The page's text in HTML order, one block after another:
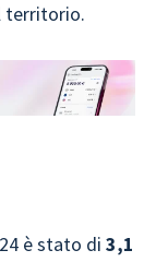
territorio.
è stato di 3,1